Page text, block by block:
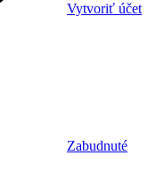
Vytvoriť účet
Zabudnuté